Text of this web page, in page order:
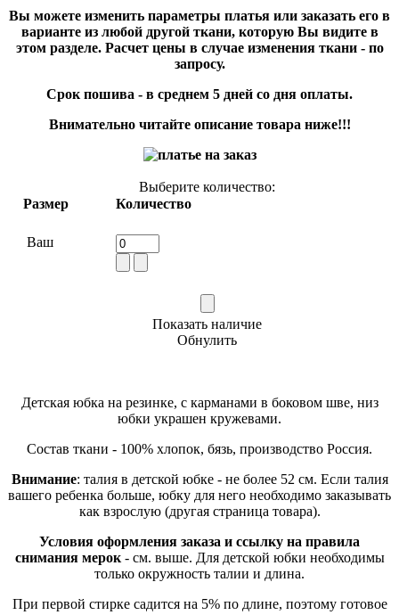
Вы можете изменить параметры платья или заказать его в
варианте из любой другой ткани, которую Вы видите в
этом разделе. Расчет цены в случае изменения ткани - по
запросу.
Срок пошива - в среднем 5 дней со дня оплаты.
Внимательно читайте описание товара ниже!!!
Выберите количество:
Размер
Количество
Ваш
Показать наличие
Обнулить
Детская юбка на резинке, с карманами в боковом шве, низ
юбки украшен кружевами.
Состав ткани - 100% хлопок, бязь, производство Россия.
Внимание: талия в детской юбке - не более 52 см. Если талия
вашего ребенка больше, юбку для него необходимо заказывать
как взрослую (другая страница товара).
Условия оформления заказа и ссылку на правила
снимания мерок - см. выше. Для детской юбки необходимы
только окружность талии и длина.
При первой стирке садится на 5% по длине, поэтому готовое